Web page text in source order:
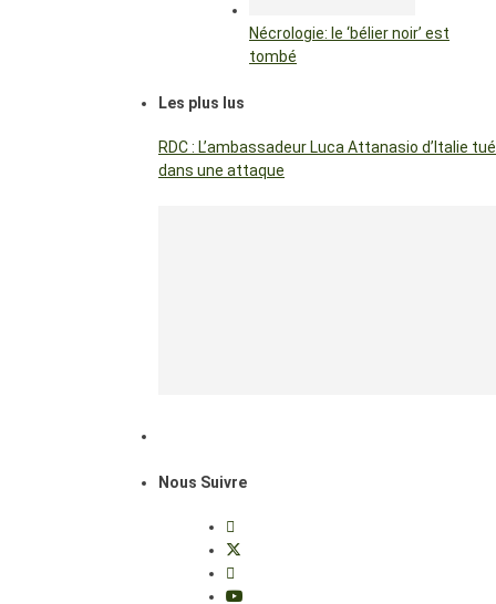
Nécrologie: le ‘bélier noir’ est
tombé
Les plus lus
RDC : L’ambassadeur Luca Attanasio d’Italie tué
dans une attaque
Nous Suivre